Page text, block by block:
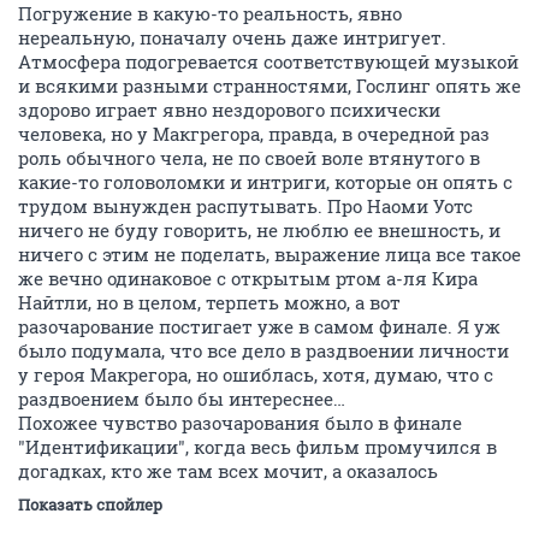
Погружение в какую-то реальность, явно
нереальную, поначалу очень даже интригует.
Атмосфера подогревается соответствующей музыкой
и всякими разными странностями, Гослинг опять же
здорово играет явно нездорового психически
человека, но у Макгрегора, правда, в очередной раз
роль обычного чела, не по своей воле втянутого в
какие-то головоломки и интриги, которые он опять с
трудом вынужден распутывать. Про Наоми Уотс
ничего не буду говорить, не люблю ее внешность, и
ничего с этим не поделать, выражение лица все такое
же вечно одинаковое с открытым ртом а-ля Кира
Найтли, но в целом, терпеть можно, а вот
разочарование постигает уже в самом финале. Я уж
было подумала, что все дело в раздвоении личности
у героя Макрегора, но ошиблась, хотя, думаю, что с
раздвоением было бы интереснее…
Похожее чувство разочарования было в финале
"Идентификации", когда весь фильм промучился в
догадках, кто же там всех мочит, а оказалось
Показать спойлер